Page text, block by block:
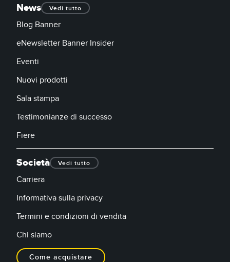
News Vedi tutto
Blog Banner
eNewsletter Banner Insider
Eventi
Nuovi prodotti
Sala stampa
Testimonianze di successo
Fiere
Società Vedi tutto
Carriera
Informativa sulla privacy
Termini e condizioni di vendita
Chi siamo
Come acquistare